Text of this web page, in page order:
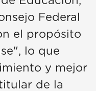
Federal
el propósito
lo que
y mejor
de la